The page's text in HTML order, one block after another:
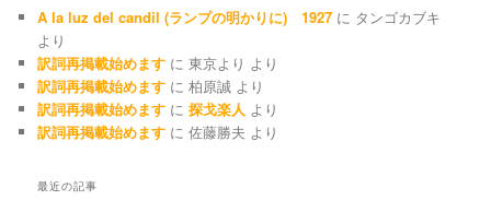
A la luz del candil (ランプの明かりに) 1927 に タンゴカブキ
より
訳詞再掲載始めます に東京より より
訳詞再掲載始めます に柏原誠 より
訳詞再掲載始めます に探戈楽人 より
訳詞再掲載始めます に佐藤勝夫 より
最近の記事